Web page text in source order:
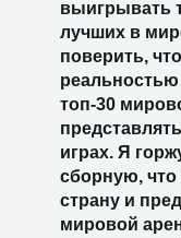
выигрывать
лучших в
поверить,
топ-30
играх. Я
сборную,
страну и
мировой